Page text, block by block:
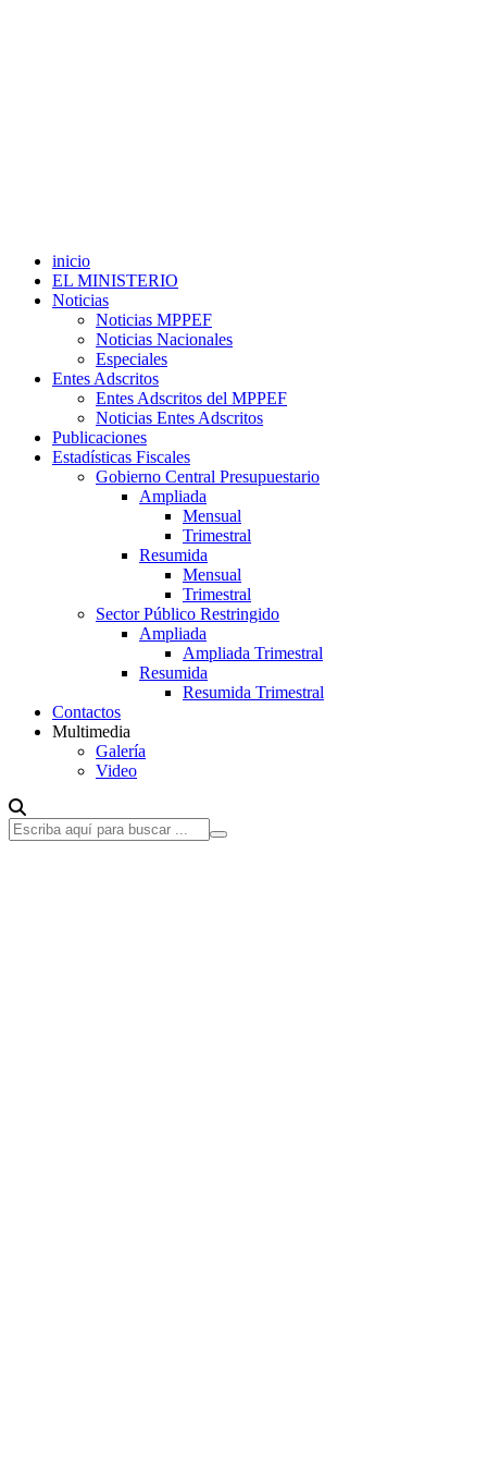
inicio
EL MINISTERIO
Noticias
Noticias MPPEF
Noticias Nacionales
Especiales
Entes Adscritos
Entes Adscritos del MPPEF
Noticias Entes Adscritos
Publicaciones
Estadísticas Fiscales
Gobierno Central Presupuestario
Ampliada
Mensual
Trimestral
Resumida
Mensual
Trimestral
Sector Público Restringido
Ampliada
Ampliada Trimestral
Resumida
Resumida Trimestral
Contactos
Multimedia
Galería
Video